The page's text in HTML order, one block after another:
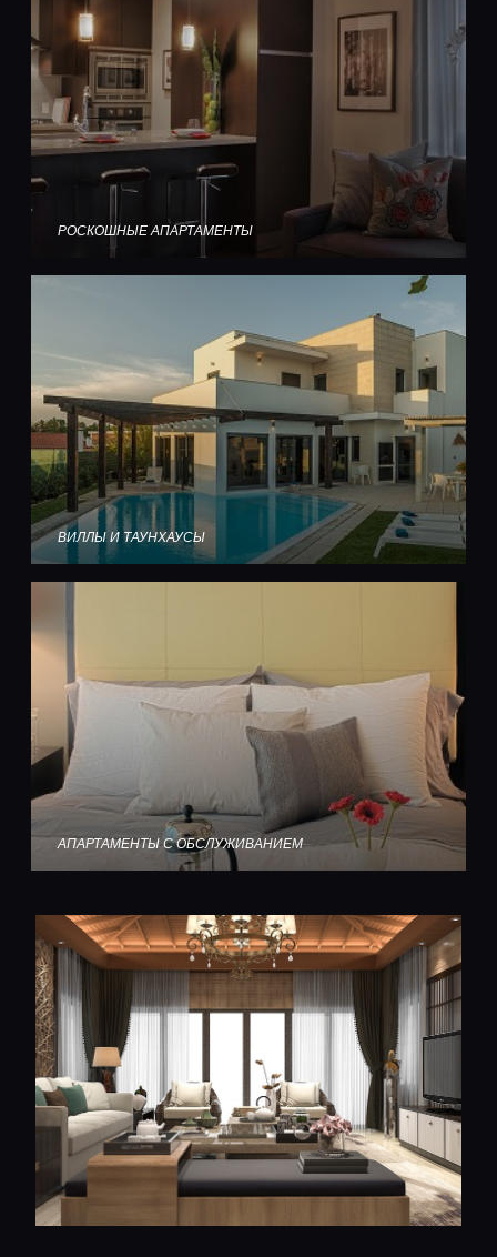
РОСКОШНЫЕ АПАРТАМЕНТЫ
ВИЛЛЫ И ТАУНХАУСЫ
АПАРТАМЕНТЫ С ОБСЛУЖИВАНИЕМ